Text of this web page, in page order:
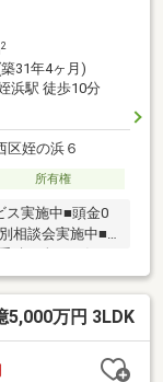
2
31年4ヶ月)
浜駅 徒歩10分
区姪の浜６
所有権
ス実施中■頭金0
相談会実施中■
ではローン代行0
5,000万円 3LDK